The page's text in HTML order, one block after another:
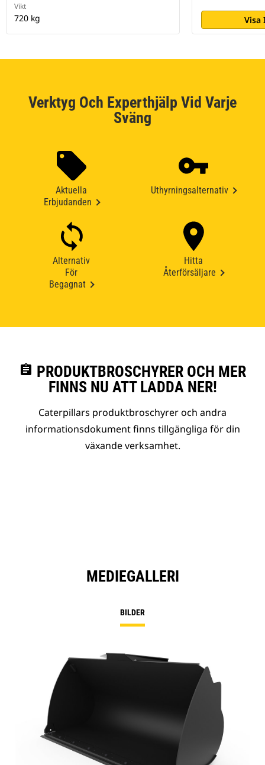
Vikt
720 kg Visa
Verktyg Och Experthjälp Vid Varje
Sväng
Aktuella
Erbjudanden
Uthyrningsalternativ
Alternativ
För
Begagnat
Hitta
Återförsäljare
assignment PRODUKTBROSCHYRER OCH MER
FINNS NU ATT LADDA NER!
Caterpillars produktbroschyrer och andra
informationsdokument finns tillgängliga för din
växande verksamhet.
MEDIEGALLERI
BILDER